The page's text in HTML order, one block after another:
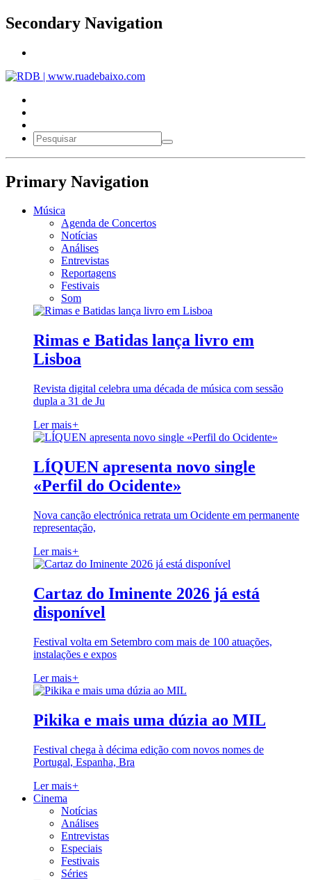
Secondary Navigation
Primary Navigation
Música
Agenda de Concertos
Notícias
Análises
Entrevistas
Reportagens
Festivais
Som
Rimas e Batidas lança livro em
Lisboa
Revista digital celebra uma década de música com sessão
dupla a 31 de Ju
Ler mais+
LÍQUEN apresenta novo single
«Perfil do Ocidente»
Nova canção electrónica retrata um Ocidente em permanente
representação,
Ler mais+
Cartaz do Iminente 2026 já está
disponível
Festival volta em Setembro com mais de 100 atuações,
instalações e expos
Ler mais+
Pikika e mais uma dúzia ao MIL
Festival chega à décima edição com novos nomes de
Portugal, Espanha, Bra
Ler mais+
Cinema
Notícias
Análises
Entrevistas
Especiais
Festivais
Séries